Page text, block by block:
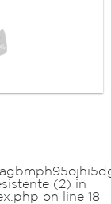
(2) in
on line 18